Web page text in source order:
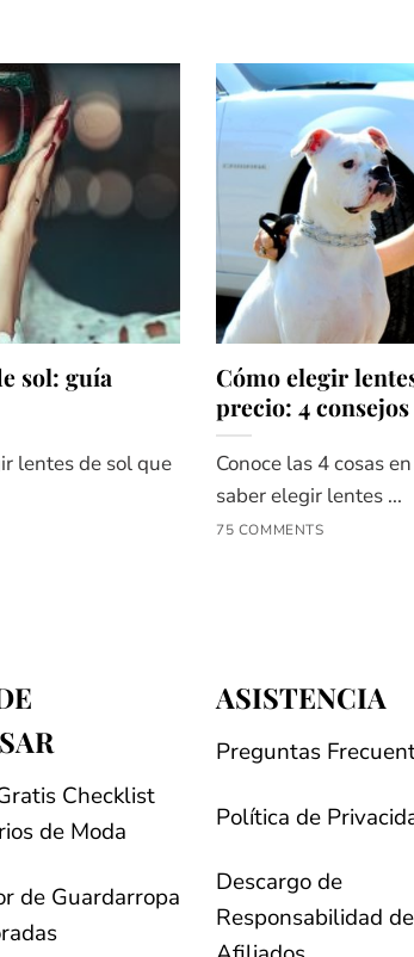
sol: guía
lentes de sol que
Cómo elegir
precio: 4 consejos
Conoce las 4 cosas
saber elegir lentes ...
75 COMMENTS
Checklist
de Moda
de Guardarropa
ASISTENCIA
Preguntas
Política de
Descargo de
Responsabilidad de